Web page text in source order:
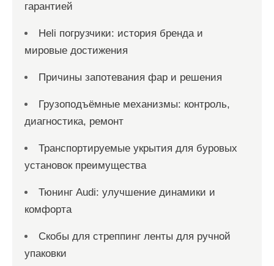
гарантией
Heli погрузчики: история бренда и
мировые достижения
Причины запотевания фар и решения
Грузоподъёмные механизмы: контроль,
диагностика, ремонт
Транспортируемые укрытия для буровых
установок преимущества
Тюнинг Audi: улучшение динамики и
комфорта
Скобы для стреппинг ленты для ручной
упаковки